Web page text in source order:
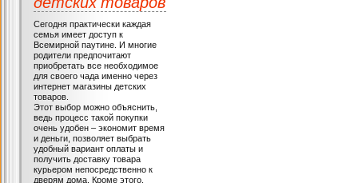
Сегодня практически каждая
семья имеет доступ к
Всемирной паутине. И многие
родители предпочитают
приобретать все необходимое
для своего чада именно через
интернет магазины детских
товаров.
Этот выбор можно объяснить,
ведь процесс такой покупки
очень удобен – экономит время
и деньги, позволяет выбрать
удобный вариант оплаты и
получить доставку товара
курьером непосредственно к
дверям дома. Кроме этого,